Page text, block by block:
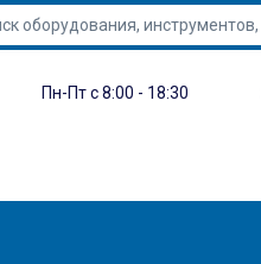
Пн-Пт с 8:00 - 18:30